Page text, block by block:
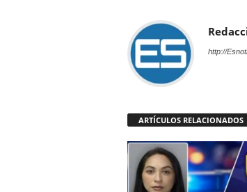
http://
ARTÍCULOS RELACIONADOS